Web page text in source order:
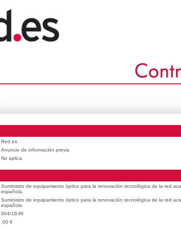
Red.es
Anuncio de información previa
No aplica
Suministro de equipamiento óptico para la renovación tecnológica de la red
española
Suministro de equipamiento óptico para la renovación tecnológica de la red
española
004/18-RI
,00 €